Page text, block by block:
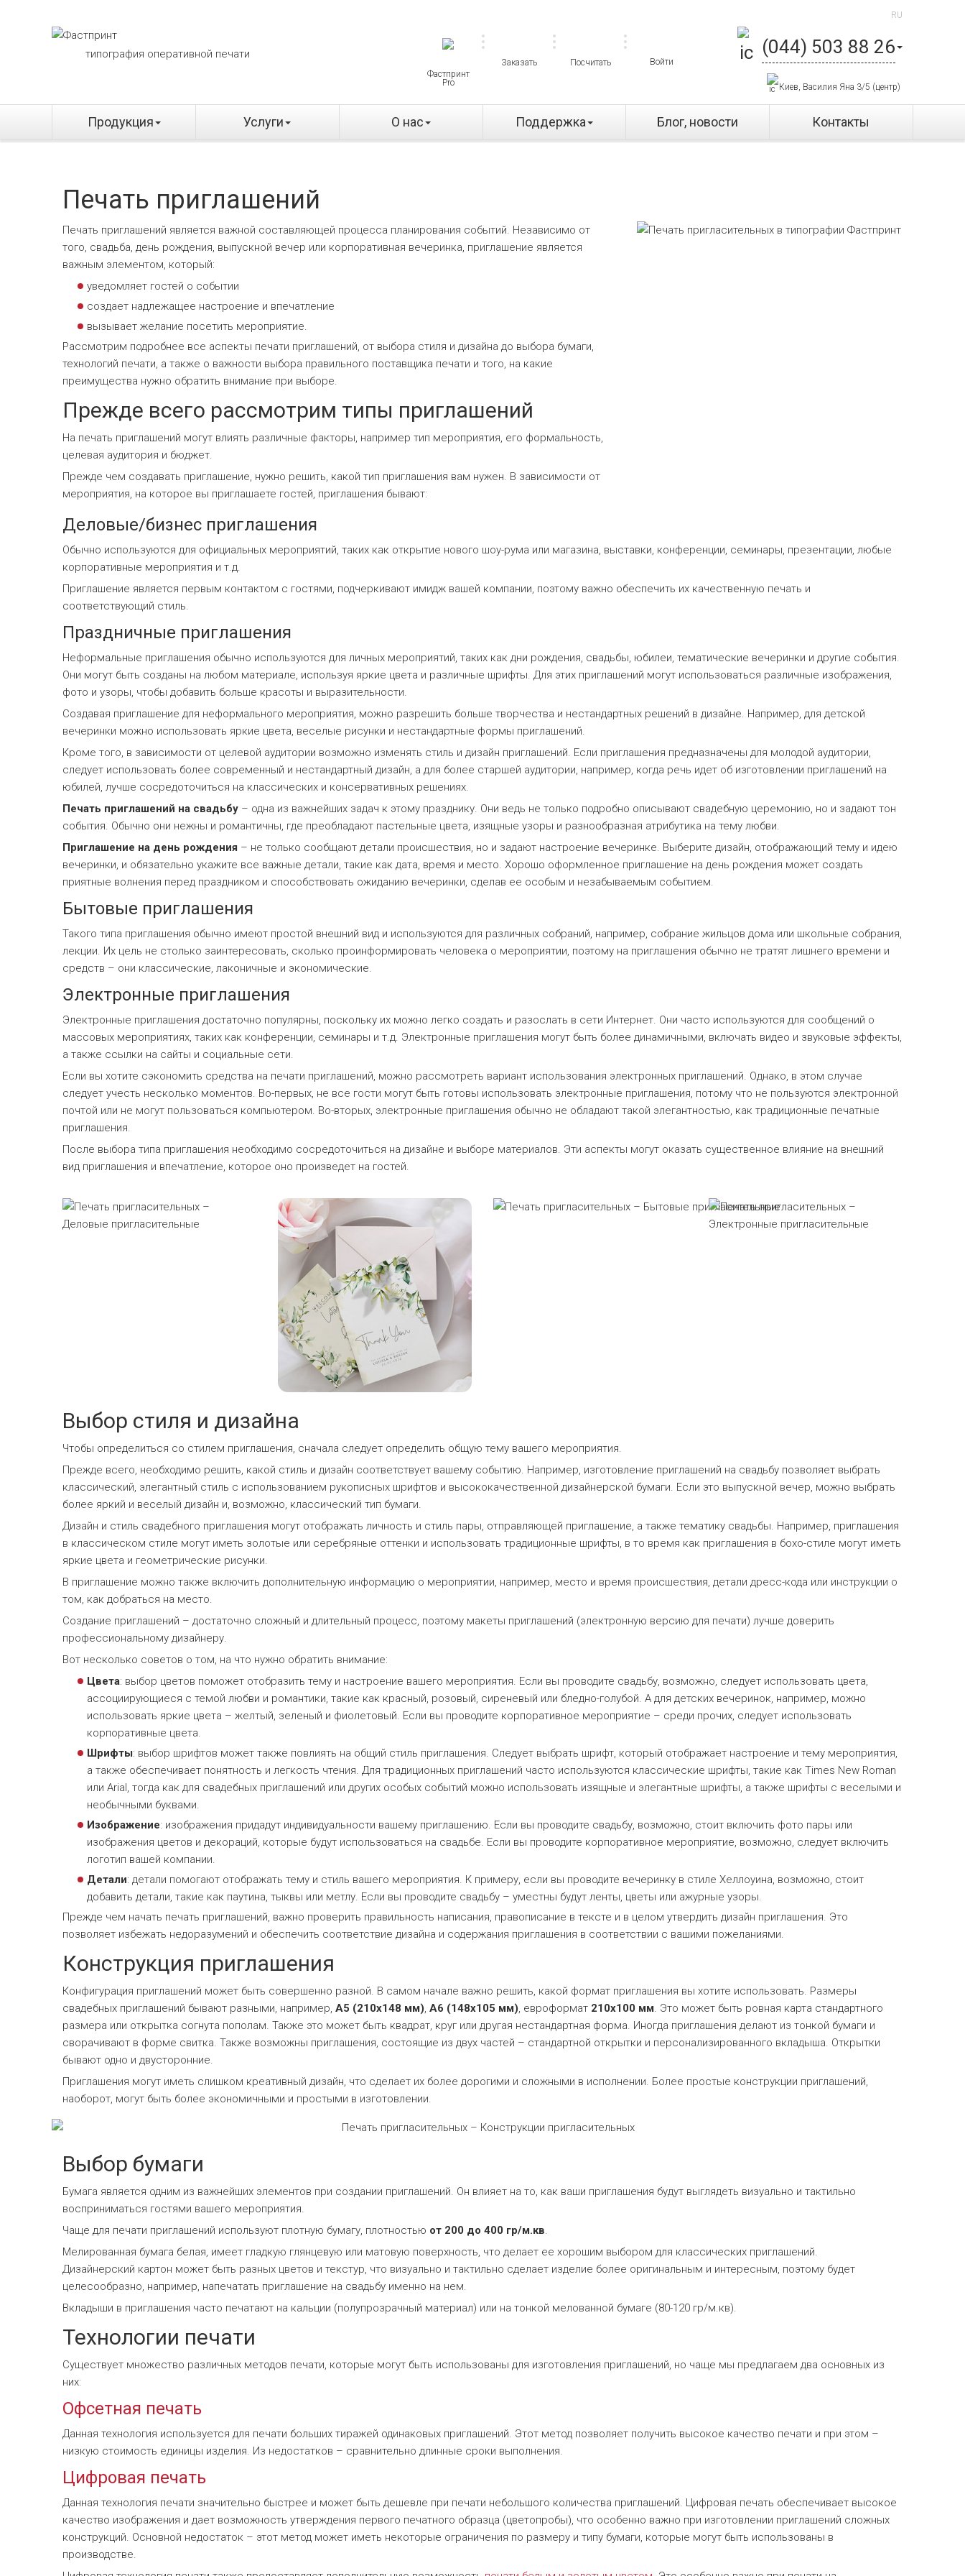
типография оперативной печати
Фастпринт
Pro
Заказать Посчитать Войти
RU
(044) 503 88 26
Киев, Василия Яна 3/5 (центр)
Продукция Услуги О нас Поддержка Блог, новости Контакты
Печать приглашений
Печать приглашений является важной составляющей процесса планирования событий. Независимо от
того, свадьба, день рождения, выпускной вечер или корпоративная вечеринка, приглашение является
важным элементом, который:
уведомляет гостей о событии
создает надлежащее настроение и впечатление
вызывает желание посетить мероприятие.
Рассмотрим подробнее все аспекты печати приглашений, от выбора стиля и дизайна до выбора бумаги,
технологий печати, а также о важности выбора правильного поставщика печати и того, на какие
преимущества нужно обратить внимание при выборе.
Прежде всего рассмотрим типы приглашений
На печать приглашений могут влиять различные факторы, например тип мероприятия, его формальность,
целевая аудитория и бюджет.
Прежде чем создавать приглашение, нужно решить, какой тип приглашения вам нужен. В зависимости от
мероприятия, на которое вы приглашаете гостей, приглашения бывают:
Деловые/бизнес приглашения
Обычно используются для официальных мероприятий, таких как открытие нового шоу-рума или магазина, выставки, конференции, семинары, презентации, любые
корпоративные мероприятия и т.д.
Приглашение является первым контактом с гостями, подчеркивают имидж вашей компании, поэтому важно обеспечить их качественную печать и
соответствующий стиль.
Праздничные приглашения
Неформальные приглашения обычно используются для личных мероприятий, таких как дни рождения, свадьбы, юбилеи, тематические вечеринки и другие события.
Они могут быть созданы на любом материале, используя яркие цвета и различные шрифты. Для этих приглашений могут использоваться различные изображения,
фото и узоры, чтобы добавить больше красоты и выразительности.
Создавая приглашение для неформального мероприятия, можно разрешить больше творчества и нестандартных решений в дизайне. Например, для детской
вечеринки можно использовать яркие цвета, веселые рисунки и нестандартные формы приглашений.
Кроме того, в зависимости от целевой аудитории возможно изменять стиль и дизайн приглашений. Если приглашения предназначены для молодой аудитории,
следует использовать более современный и нестандартный дизайн, а для более старшей аудитории, например, когда речь идет об изготовлении приглашений на
юбилей, лучше сосредоточиться на классических и консервативных решениях.
Печать приглашений на свадьбу – одна из важнейших задач к этому празднику. Они ведь не только подробно описывают свадебную церемонию, но и задают тон
события. Обычно они нежны и романтичны, где преобладают пастельные цвета, изящные узоры и разнообразная атрибутика на тему любви.
Приглашение на день рождения – не только сообщают детали происшествия, но и задают настроение вечеринке. Выберите дизайн, отображающий тему и идею
вечеринки, и обязательно укажите все важные детали, такие как дата, время и место. Хорошо оформленное приглашение на день рождения может создать
приятные волнения перед праздником и способствовать ожиданию вечеринки, сделав ее особым и незабываемым событием.
Бытовые приглашения
Такого типа приглашения обычно имеют простой внешний вид и используются для различных собраний, например, собрание жильцов дома или школьные собрания,
лекции. Их цель не столько заинтересовать, сколько проинформировать человека о мероприятии, поэтому на приглашения обычно не тратят лишнего времени и
средств – они классические, лаконичные и экономические.
Электронные приглашения
Электронные приглашения достаточно популярны, поскольку их можно легко создать и разослать в сети Интернет. Они часто используются для сообщений о
массовых мероприятиях, таких как конференции, семинары и т.д. Электронные приглашения могут быть более динамичными, включать видео и звуковые эффекты,
а также ссылки на сайты и социальные сети.
Если вы хотите сэкономить средства на печати приглашений, можно рассмотреть вариант использования электронных приглашений. Однако, в этом случае
следует учесть несколько моментов. Во-первых, не все гости могут быть готовы использовать электронные приглашения, потому что не пользуются электронной
почтой или не могут пользоваться компьютером. Во-вторых, электронные приглашения обычно не обладают такой элегантностью, как традиционные печатные
приглашения.
После выбора типа приглашения необходимо сосредоточиться на дизайне и выборе материалов. Эти аспекты могут оказать существенное влияние на внешний
вид приглашения и впечатление, которое оно произведет на гостей.
Выбор стиля и дизайна
Чтобы определиться со стилем приглашения, сначала следует определить общую тему вашего мероприятия.
Прежде всего, необходимо решить, какой стиль и дизайн соответствует вашему событию. Например, изготовление приглашений на свадьбу позволяет выбрать
классический, элегантный стиль с использованием рукописных шрифтов и высококачественной дизайнерской бумаги. Если это выпускной вечер, можно выбрать
более яркий и веселый дизайн и, возможно, классический тип бумаги.
Дизайн и стиль свадебного приглашения могут отображать личность и стиль пары, отправляющей приглашение, а также тематику свадьбы. Например, приглашения
в классическом стиле могут иметь золотые или серебряные оттенки и использовать традиционные шрифты, в то время как приглашения в бохо-стиле могут иметь
яркие цвета и геометрические рисунки.
В приглашение можно также включить дополнительную информацию о мероприятии, например, место и время происшествия, детали дресс-кода или инструкции о
том, как добраться на место.
Создание приглашений – достаточно сложный и длительный процесс, поэтому макеты приглашений (электронную версию для печати) лучше доверить
профессиональному дизайнеру.
Вот несколько советов о том, на что нужно обратить внимание:
Цвета: выбор цветов поможет отобразить тему и настроение вашего мероприятия. Если вы проводите свадьбу, возможно, следует использовать цвета,
ассоциирующиеся с темой любви и романтики, такие как красный, розовый, сиреневый или бледно-голубой. А для детских вечеринок, например, можно
использовать яркие цвета – желтый, зеленый и фиолетовый. Если вы проводите корпоративное мероприятие – среди прочих, следует использовать
корпоративные цвета.
Шрифты: выбор шрифтов может также повлиять на общий стиль приглашения. Следует выбрать шрифт, который отображает настроение и тему мероприятия,
а также обеспечивает понятность и легкость чтения. Для традиционных приглашений часто используются классические шрифты, такие как Times New Roman
или Arial, тогда как для свадебных приглашений или других особых событий можно использовать изящные и элегантные шрифты, а также шрифты с веселыми и
необычными буквами.
Изображение: изображения придадут индивидуальности вашему приглашению. Если вы проводите свадьбу, возможно, стоит включить фото пары или
изображения цветов и декораций, которые будут использоваться на свадьбе. Если вы проводите корпоративное мероприятие, возможно, следует включить
логотип вашей компании.
Детали: детали помогают отображать тему и стиль вашего мероприятия. К примеру, если вы проводите вечеринку в стиле Хеллоуина, возможно, стоит
добавить детали, такие как паутина, тыквы или метлу. Если вы проводите свадьбу – уместны будут ленты, цветы или ажурные узоры.
Прежде чем начать печать приглашений, важно проверить правильность написания, правописание в тексте и в целом утвердить дизайн приглашения. Это
позволяет избежать недоразумений и обеспечить соответствие дизайна и содержания приглашения в соответствии с вашими пожеланиями.
Конструкция приглашения
Конфигурация приглашений может быть совершенно разной. В самом начале важно решить, какой формат приглашения вы хотите использовать. Размеры
свадебных приглашений бывают разными, например, А5 (210х148 мм), А6 (148х105 мм), евроформат 210х100 мм. Это может быть ровная карта стандартного
размера или открытка согнута пополам. Также это может быть квадрат, круг или другая нестандартная форма. Иногда приглашения делают из тонкой бумаги и
сворачивают в форме свитка. Также возможны приглашения, состоящие из двух частей – стандартной открытки и персонализированного вкладыша. Открытки
бывают одно и двусторонние.
Приглашения могут иметь слишком креативный дизайн, что сделает их более дорогими и сложными в исполнении. Более простые конструкции приглашений,
наоборот, могут быть более экономичными и простыми в изготовлении.
Выбор бумаги
Бумага является одним из важнейших элементов при создании приглашений. Он влияет на то, как ваши приглашения будут выглядеть визуально и тактильно
восприниматься гостями вашего мероприятия.
Чаще для печати приглашений используют плотную бумагу, плотностью от 200 до 400 гр/м.кв.
Мелированная бумага белая, имеет гладкую глянцевую или матовую поверхность, что делает ее хорошим выбором для классических приглашений.
Дизайнерский картон может быть разных цветов и текстур, что визуально и тактильно сделает изделие более оригинальным и интересным, поэтому будет
целесообразно, например, напечатать приглашение на свадьбу именно на нем.
Вкладыши в приглашения часто печатают на кальции (полупрозрачный материал) или на тонкой мелованной бумаге (80-120 гр/м.кв).
Технологии печати
Существует множество различных методов печати, которые могут быть использованы для изготовления приглашений, но чаще мы предлагаем два основных из
них:
Офсетная печать
Данная технология используется для печати больших тиражей одинаковых приглашений. Этот метод позволяет получить высокое качество печати и при этом –
низкую стоимость единицы изделия. Из недостатков – сравнительно длинные сроки выполнения.
Цифровая печать
Данная технология печати значительно быстрее и может быть дешевле при печати небольшого количества приглашений. Цифровая печать обеспечивает высокое
качество изображения и дает возможность утверждения первого печатного образца (цветопробы), что особенно важно при изготовлении приглашений сложных
конструкций. Основной недостаток – этот метод может иметь некоторые ограничения по размеру и типу бумаги, которые могут быть использованы в
производстве.